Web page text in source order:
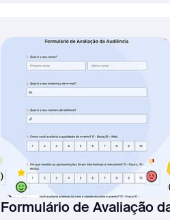
​​Formulário de Avaliação